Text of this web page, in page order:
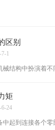
区别
1
械结构中扮演着
矩
24
中起到连接各个